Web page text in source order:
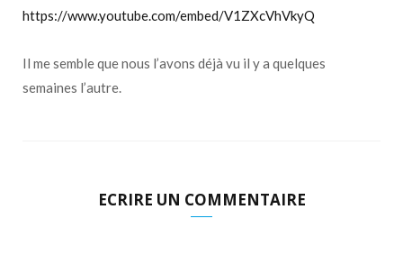
https://www.youtube.com/embed/V1ZXcVhVkyQ
Il me semble que nous l’avons déjà vu il y a quelques
semaines l’autre.
ECRIRE UN COMMENTAIRE